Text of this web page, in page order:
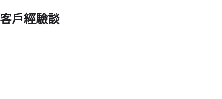
客戶經驗談